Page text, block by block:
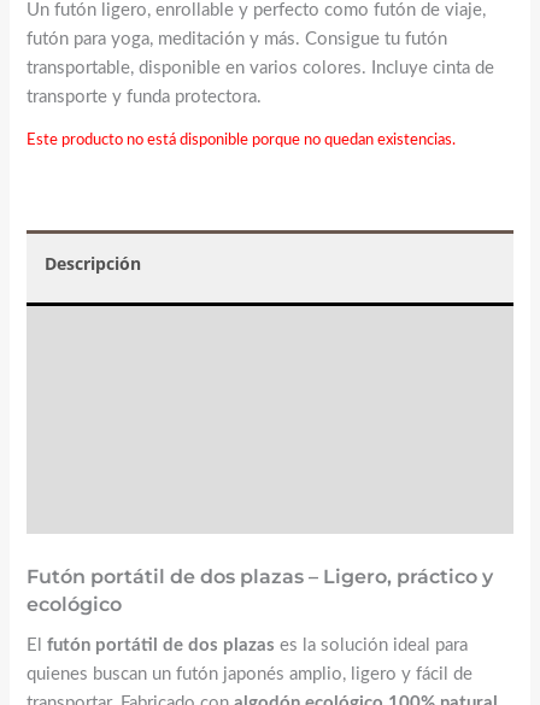
Un futón ligero, enrollable y perfecto como futón de viaje,
futón para yoga, meditación y más. Consigue tu futón
transportable, disponible en varios colores. Incluye cinta de
transporte y funda protectora.
Este producto no está disponible porque no quedan existencias.
Descripción
Futón portátil de dos plazas – Ligero, práctico y
ecológico
El futón portátil de dos plazas es la solución ideal para
quienes buscan un futón japonés amplio, ligero y fácil de